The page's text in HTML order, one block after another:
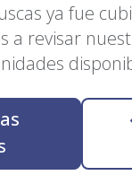
ya fue
a revisar